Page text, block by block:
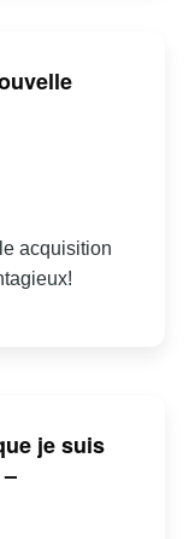
acquisition
je suis